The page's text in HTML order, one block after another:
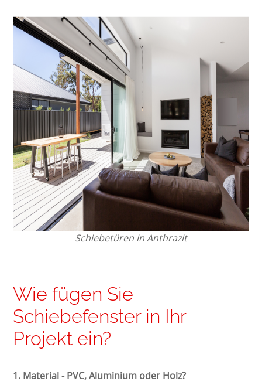
Schiebetüren in Anthrazit
Wie fügen Sie
Schiebefenster in Ihr
Projekt ein?
1. Material - PVC, Aluminium oder Holz?